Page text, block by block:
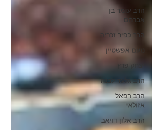
הרב עומר בן
אברהם
הרב כפיר זכריה
נועם אפשטיין
יצחק פרץ
הרב גלעד לבנה
הרב רפאל
אזולאי
הרב אלון דויאב